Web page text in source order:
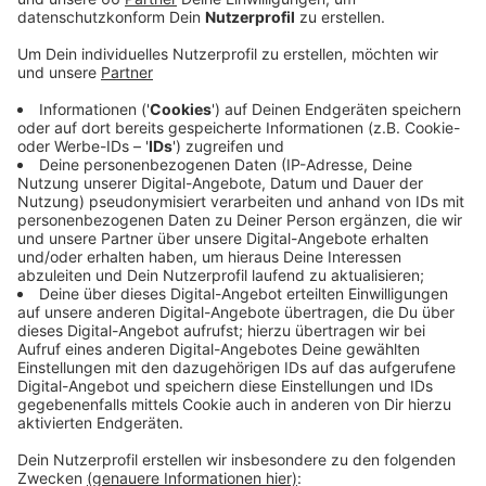
Anzeige
Weil es eine feste Platzzuweisung mit
entsprechendem Abstand geben wird, können
Gottesdienste zunächst nur in größeren Kirchen in
Düsseldorf gefeiert werden. Besucher müssen sich im
Vorfeld anmelden.Ohne Anmeldung kommt kein
Gläubiger in die Kirche hinein. Das soll von den
Gemeinden an den Kirchentüren kontrolliert werden.
Beim Empfang der heiligen Kommunion gilt ebenfalls
der Mindestabstand, Priester müssen sich vorher noch
gründlich die Hände desinfizieren.
www.katholisches-duesseldorf.de
www.evdus.de